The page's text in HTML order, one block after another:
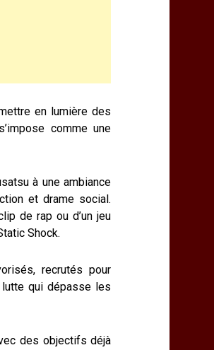
en lumière des
comme une
à une ambiance
et drame social.
de rap ou d’un jeu
Shock.
recrutés pour
qui dépasse les
des objectifs déjà